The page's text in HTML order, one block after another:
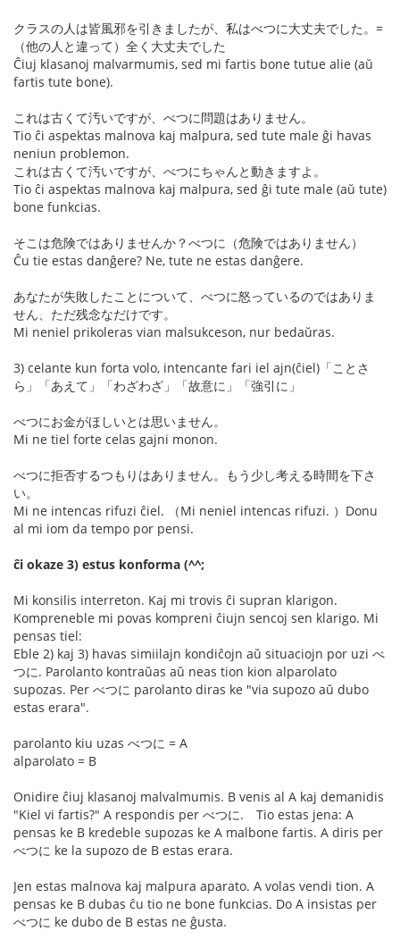
クラスの人は皆風邪を引きましたが、私はべつに大丈夫でした。=
（他の人と違って）全く大丈夫でした
Ĉiuj klasanoj malvarmumis, sed mi fartis bone tutue alie (aŭ
fartis tute bone).
これは古くて汚いですが、べつに問題はありません。
Tio ĉi aspektas malnova kaj malpura, sed tute male ĝi havas
neniun problemon.
これは古くて汚いですが、べつにちゃんと動きますよ。
Tio ĉi aspektas malnova kaj malpura, sed ĝi tute male (aŭ tute)
bone funkcias.
そこは危険ではありませんか？べつに（危険ではありません）
Ĉu tie estas danĝere? Ne, tute ne estas danĝere.
あなたが失敗したことについて、べつに怒っているのではありま
せん、ただ残念なだけです。
Mi neniel prikoleras vian malsukceson, nur bedaŭras.
3) celante kun forta volo, intencante fari iel ajn(ĉiel)「ことさ
ら」「あえて」「わざわざ」「故意に」「強引に」
べつにお金がほしいとは思いません。
Mi ne tiel forte celas gajni monon.
べつに拒否するつもりはありません。もう少し考える時間を下さ
い。
Mi ne intencas rifuzi ĉiel. （Mi neniel intencas rifuzi. ）Donu
al mi iom da tempo por pensi.
ĉi okaze 3) estus konforma (^^;
Mi konsilis interreton. Kaj mi trovis ĉi supran klarigon.
Kompreneble mi povas kompreni ĉiujn sencoj sen klarigo. Mi
pensas tiel:
Eble 2) kaj 3) havas simiilajn kondiĉojn aŭ situaciojn por uzi べ
つに. Parolanto kontraŭas aŭ neas tion kion alparolato
supozas. Per べつに parolanto diras ke "via supozo aŭ dubo
estas erara".
parolanto kiu uzas べつに = A
alparolato = B
Onidire ĉiuj klasanoj malvalmumis. B venis al A kaj demanidis
"Kiel vi fartis?" A respondis per べつに. Tio estas jena: A
pensas ke B kredeble supozas ke A malbone fartis. A diris per
べつに ke la supozo de B estas erara.
Jen estas malnova kaj malpura aparato. A volas vendi tion. A
pensas ke B dubas ĉu tio ne bone funkcias. Do A insistas per
べつに ke dubo de B estas ne ĝusta.